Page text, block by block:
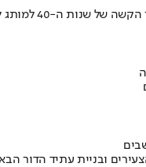
ובניית עתיד הדור